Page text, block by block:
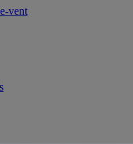
vent